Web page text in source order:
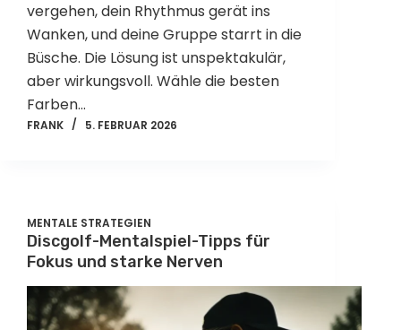
vergehen, dein Rhythmus gerät ins
Wanken, und deine Gruppe starrt in die
Büsche. Die Lösung ist unspektakulär,
aber wirkungsvoll. Wähle die besten
Farben…
FRANK 5. FEBRUAR 2026
MENTALE STRATEGIEN
Discgolf-Mentalspiel-Tipps für
Fokus und starke Nerven